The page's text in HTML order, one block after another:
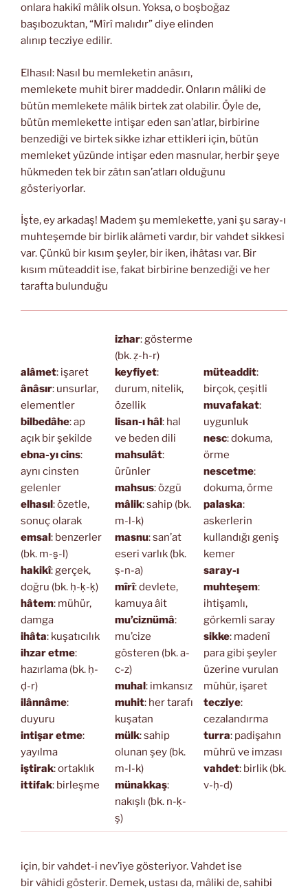
onlara hakikî mâlik olsun. Yoksa, o boşboğaz
başıbozuktan, “Mîrî malıdır” diye elinden
alınıp tecziye edilir.
Elhasıl: Nasıl bu memleketin anâsırı,
memlekete muhit birer maddedir. Onların mâliki de
bütün memlekete mâlik birtek zat olabilir. Öyle de,
bütün memlekette intişar eden san’atlar, birbirine
benzediği ve birtek sikke izhar ettikleri için, bütün
memleket yüzünde intişar eden masnular, herbir şeye
hükmeden tek bir zâtın san’atları olduğunu
gösteriyorlar.
İşte, ey arkadaş! Madem şu memlekette, yani şu saray-ı
muhteşemde bir birlik alâmeti vardır, bir vahdet sikkesi
var. Çünkü bir kısım şeyler, bir iken, ihâtası var. Bir
kısım müteaddit ise, fakat birbirine benzediği ve her
tarafta bulunduğu
alâmet: işaret
ânâsır: unsurlar,
elementler
bilbedâhe: ap
açık bir şekilde
ebna-yı cins:
aynı cinsten
gelenler
elhasıl : özetle,
sonuç olarak
emsal : benzerler
(bk. m-s̱-l)
hakikî: gerçek,
doğru (bk. ḥ-ḳ-ḳ)
hâtem: mühür,
damga
ihâta: kuşatıcılık
ihzar etme:
hazırlama (bk. ḥ-
ḍ-r)
ilânnâme:
duyuru
intişar etme:
yayılma
iştirak: ortaklık
ittifak: birleşme
izhar: gösterme
(bk. ẓ-h-r)
keyfiyet:
durum, nitelik,
özellik
lisan-ı hâl : hal
ve beden dili
mahsulât:
ürünler
mahsus: özgü
mâlik: sahip (bk.
m-l-k)
masnu: san’at
eseri varlık (bk.
ṣ-n-a)
mîrî: devlete,
kamuya âit
mu’ciznümâ:
mu’cize
gösteren (bk. a-
c-z)
muhal : imkansız
muhit: her tarafı
kuşatan
mülk: sahip
olunan şey (bk.
m-l-k)
münakkaş:
nakışlı (bk. n-ḳ-
ş)
müteaddit:
birçok, çeşitli
muvafakat:
uygunluk
nesc: dokuma,
örme
nescetme:
dokuma, örme
palaska:
askerlerin
kullandığı geniş
kemer
saray-ı
muhteşem:
ihtişamlı,
görkemli saray
sikke: madenî
para gibi şeyler
üzerine vurulan
mühür, işaret
tecziye:
cezalandırma
turra: padişahın
mührü ve imzası
vahdet: birlik (bk.
v-ḥ-d)
için, bir vahdet-i nev’iye gösteriyor. Vahdet ise
bir vâhidi gösterir. Demek, ustası da, mâliki de, sahibi